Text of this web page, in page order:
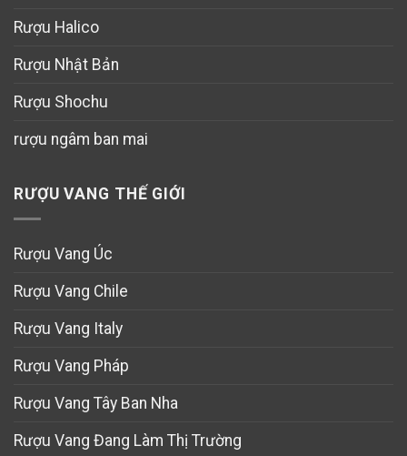
Rượu Halico
Rượu Nhật Bản
Rượu Shochu
rượu ngâm ban mai
RƯỢU VANG THẾ GIỚI
Rượu Vang Úc
Rượu Vang Chile
Rượu Vang Italy
Rượu Vang Pháp
Rượu Vang Tây Ban Nha
Rượu Vang Đang Làm Thị Trường